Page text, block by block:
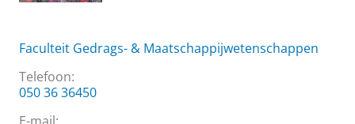
Faculteit Gedrags- & Maatschappijwetenschappen
Telefoon:
050 36 36450